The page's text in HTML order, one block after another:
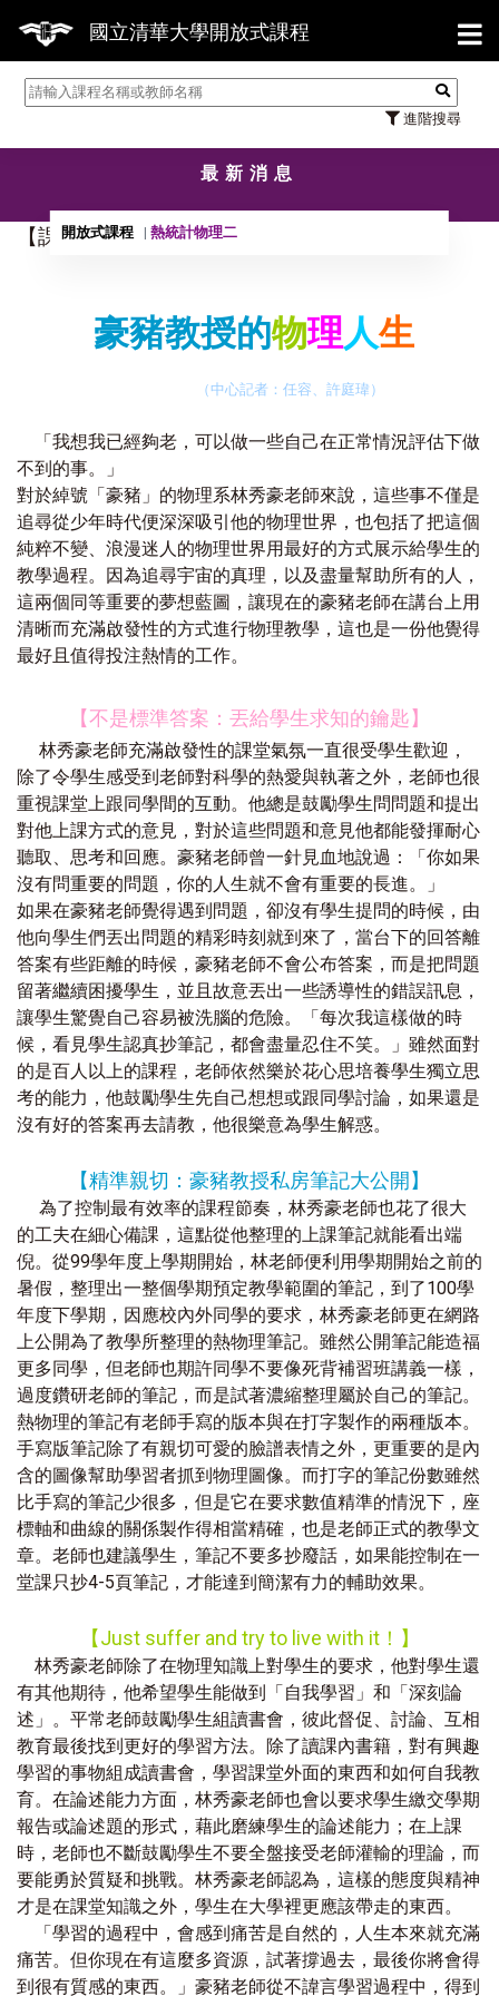
國立清華大學開放式課程
進階搜尋
【
最新消息
開放式課程 熱統計物理二
【課程】 豪豬老師的物理人生專欄報導
豪豬教授的物理人生
（中心記者：任容、許庭瑋）
「我想我已經夠老，可以做一些自己在正常情況評估下做
不到的事。」
對於綽號「豪豬」的物理系林秀豪老師來說，這些事不僅是
追尋從少年時代便深深吸引他的物理世界，也包括了把這個
純粹不變、浪漫迷人的物理世界用最好的方式展示給學生的
教學過程。因為追尋宇宙的真理，以及盡量幫助所有的人，
這兩個同等重要的夢想藍圖，讓現在的豪豬老師在講台上用
清晰而充滿啟發性的方式進行物理教學，這也是一份他覺得
最好且值得投注熱情的工作。
【不是標準答案：丟給學生求知的鑰匙】
林秀豪老師充滿啟發性的課堂氣氛一直很受學生歡迎，
除了令學生感受到老師對科學的熱愛與執著之外，老師也很
重視課堂上跟同學間的互動。他總是鼓勵學生問問題和提出
對他上課方式的意見，對於這些問題和意見他都能發揮耐心
聽取、思考和回應。豪豬老師曾一針見血地說過：「你如果
沒有問重要的問題，你的人生就不會有重要的長進。」
如果在豪豬老師覺得遇到問題，卻沒有學生提問的時候，由
他向學生們丟出問題的精彩時刻就到來了，當台下的回答離
答案有些距離的時候，豪豬老師不會公布答案，而是把問題
留著繼續困擾學生，並且故意丟出一些誘導性的錯誤訊息，
讓學生驚覺自己容易被洗腦的危險。「每次我這樣做的時
候，看見學生認真抄筆記，都會盡量忍住不笑。」雖然面對
的是百人以上的課程，老師依然樂於花心思培養學生獨立思
考的能力，他鼓勵學生先自己想想或跟同學討論，如果還是
沒有好的答案再去請教，他很樂意為學生解惑。
【精準親切：豪豬教授私房筆記大公開】
為了控制最有效率的課程節奏，林秀豪老師也花了很大
的工夫在細心備課，這點從他整理的上課筆記就能看出端
倪。從99學年度上學期開始，林老師便利用學期開始之前的
暑假，整理出一整個學期預定教學範圍的筆記，到了100學
年度下學期，因應校內外同學的要求，林秀豪老師更在網路
上公開為了教學所整理的熱物理筆記。雖然公開筆記能造福
更多同學，但老師也期許同學不要像死背補習班講義一樣，
過度鑽研老師的筆記，而是試著濃縮整理屬於自己的筆記。
熱物理的筆記有老師手寫的版本與在打字製作的兩種版本。
手寫版筆記除了有親切可愛的臉譜表情之外，更重要的是內
含的圖像幫助學習者抓到物理圖像。而打字的筆記份數雖然
比手寫的筆記少很多，但是它在要求數值精準的情況下，座
標軸和曲線的關係製作得相當精確，也是老師正式的教學文
章。老師也建議學生，筆記不要多抄廢話，如果能控制在一
堂課只抄4-5頁筆記，才能達到簡潔有力的輔助效果。
【Just suffer and try to live with it！】
林秀豪老師除了在物理知識上對學生的要求，他對學生還
有其他期待，他希望學生能做到「自我學習」和「深刻論
述」。平常老師鼓勵學生組讀書會，彼此督促、討論、互相
教育最後找到更好的學習方法。除了讀課內書籍，對有興趣
學習的事物組成讀書會，學習課堂外面的東西和如何自我教
育。在論述能力方面，林秀豪老師也會以要求學生繳交學期
報告或論述題的形式，藉此磨練學生的論述能力；在上課
時，老師也不斷鼓勵學生不要全盤接受老師灌輸的理論，而
要能勇於質疑和挑戰。林秀豪老師認為，這樣的態度與精神
才是在課堂知識之外，學生在大學裡更應該帶走的東西。
「學習的過程中，會感到痛苦是自然的，人生本來就充滿
痛苦。但你現在有這麼多資源，試著撐過去，最後你將會得
到很有質感的東西。」豪豬老師從不諱言學習過程中，得到